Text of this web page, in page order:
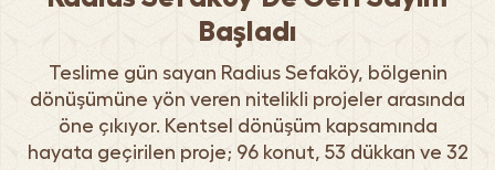
Başladı
Teslime gün sayan Radius Sefaköy, bölgenin
dönüşümüne yön veren nitelikli projeler arasında
öne çıkıyor. Kentsel dönüşüm kapsamında
hayata geçirilen proje; 96 konut, 53 dükkan ve 32